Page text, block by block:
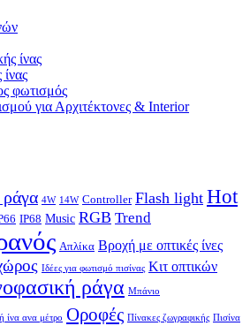
ίνας
φωτισμός
για Αρχιτέκτονες & Interior
ράγα 4W 14W Controller Flash light Hot
IP68 Music RGB Trend
Απλίκα Βροχή με οπτικές ίνες
Ιδέες για φωτισμό πισίνας Κιτ οπτικών
ράγα Μπάνιο
ίνα ανα μέτρο Οροφές Πίνακες ζωγραφικής Πισίνα